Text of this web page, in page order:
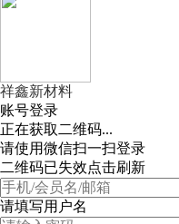
祥鑫新材料
账号登录
正在获取二维码...
请使用微信扫一扫登录
二维码已失效点击刷新
请填写用户名